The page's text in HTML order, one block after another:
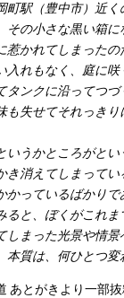
町駅（豊中市）近
その小さな黒い箱
惹かれてしまった
入れもなく、庭に
タンクに沿ってつ
も失せてそれっきり
いうかところがと
き消えてしまって
かっているばかり
ると、ぼくがこれ
しまった光景や情
本質は、何ひとつ変
あとがきより一部